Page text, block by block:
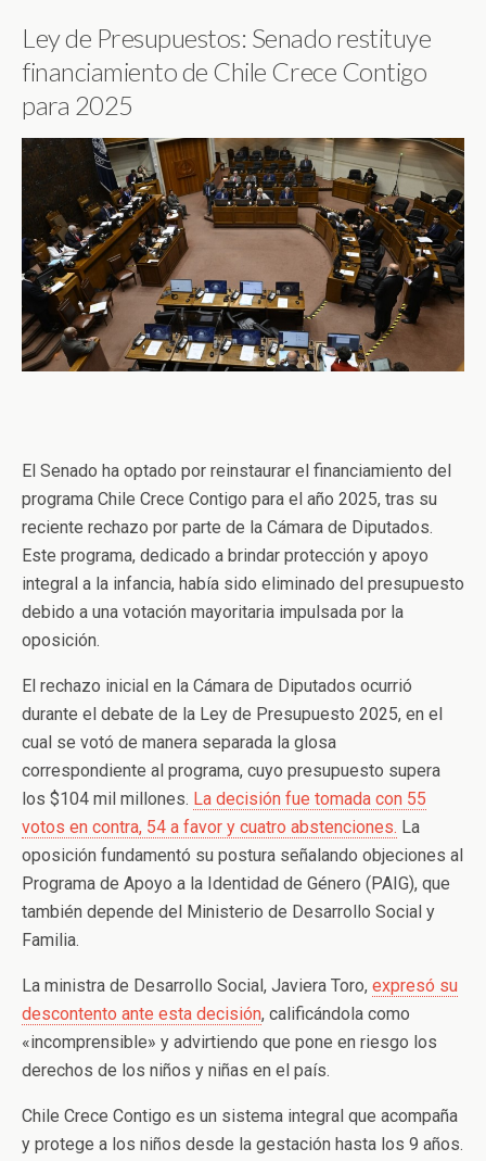
Ley de Presupuestos: Senado restituye
financiamiento de Chile Crece Contigo
para 2025
El Senado ha optado por reinstaurar el financiamiento del
programa Chile Crece Contigo para el año 2025, tras su
reciente rechazo por parte de la Cámara de Diputados.
Este programa, dedicado a brindar protección y apoyo
integral a la infancia, había sido eliminado del presupuesto
debido a una votación mayoritaria impulsada por la
oposición.
El rechazo inicial en la Cámara de Diputados ocurrió
durante el debate de la Ley de Presupuesto 2025, en el
cual se votó de manera separada la glosa
correspondiente al programa, cuyo presupuesto supera
los $104 mil millones. La decisión fue tomada con 55
votos en contra, 54 a favor y cuatro abstenciones. La
oposición fundamentó su postura señalando objeciones al
Programa de Apoyo a la Identidad de Género (PAIG), que
también depende del Ministerio de Desarrollo Social y
Familia.
La ministra de Desarrollo Social, Javiera Toro, expresó su
descontento ante esta decisión, calificándola como
«incomprensible» y advirtiendo que pone en riesgo los
derechos de los niños y niñas en el país.
Chile Crece Contigo es un sistema integral que acompaña
y protege a los niños desde la gestación hasta los 9 años.